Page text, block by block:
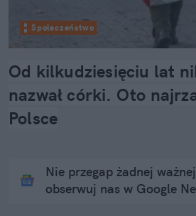
Społeczeństwo
Od kilkudziesięciu lat
nazwał córki. Oto
Polsce
Nie przegap żadnej
obserwuj nas w Google